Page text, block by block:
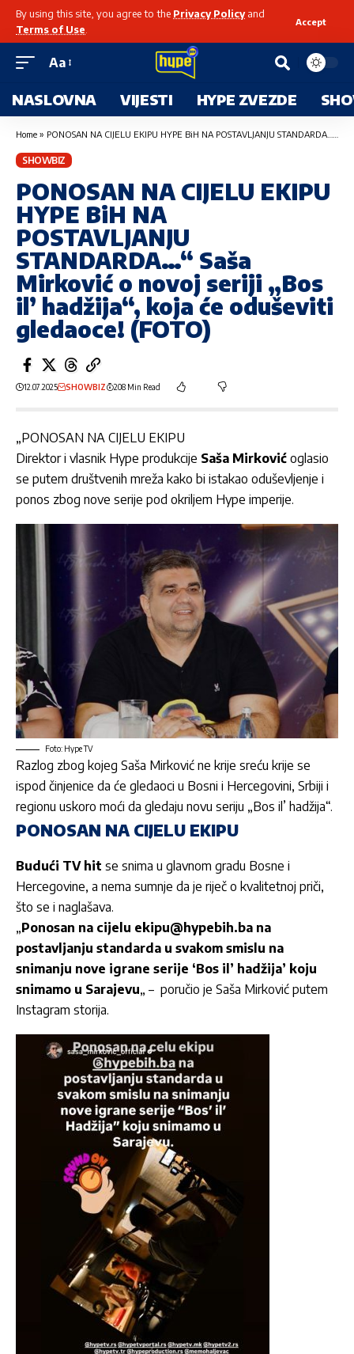
By using this site, you agree to the Privacy Policyand
Terms of Use
Accept
Aa
NASLOVNA VIJESTI HYPE ZVEZDE
Home » PONOSAN NA CIJELU EKIPU HYPE BiH NA POSTAVLJANJU STANDARDA…“ Saša Mirković o novoj seriji „Bos il’ hadžija“, koja će oduševiti gledaoce! (FOTO)
SHOWBIZ
PONOSAN NA CIJELU EKIPU
HYPE BiH NA
POSTAVLJANJU
STANDARDA…“ Saša
Mirković o novoj seriji „Bos
il’ hadžija“, koja će oduševiti
gledaoce! (FOTO)
12.07.2025 SHOWBIZ 208 Min Read
„PONOSAN NA CIJELU EKIPU
Direktor i vlasnik Hype produkcije Saša Mirković oglasio
se putem društvenih mreža kako bi istakao oduševljenje i
ponos zbog nove serije pod okriljem Hype imperije.
Foto: Hype TV
Razlog zbog kojeg Saša Mirković ne krije sreću krije se
ispod činjenice da će gledaoci u Bosni i Hercegovini, Srbiji i
regionu uskoro moći da gledaju novu seriju „Bos il’ hadžija“.
PONOSAN NA CIJELU EKIPU
Budući TV hit se snima u glavnom gradu Bosne i
Hercegovine, a nema sumnje da je riječ o kvalitetnoj priči,
što se i naglašava.
„Ponosan na cijelu ekipu@hypebih.ba na
postavljanju standarda u svakom smislu na
snimanju nove igrane serije ‘Bos il’ hadžija’ koju
snimamo u Sarajevu„ – poručio je Saša Mirković putem
Instagram storija.